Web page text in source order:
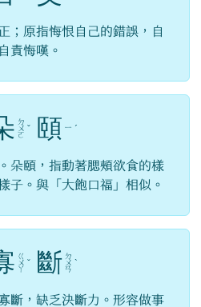
；原指悔恨自己的錯誤，自
責悔嘆。
ㄉ
ㄨ
ㄛ
ˇ 頤 ㄧ ˊ
朵頤，指動著腮頰欲食的樣
子。與「大飽口福」相似。
ㄍ
ㄨ
ㄚ
ˇ 斷 ㄉ
ㄨ
ㄢ
ˋ
斷，缺乏決斷力。形容做事